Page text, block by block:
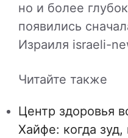
но и более
появились
Израиля israeli-
Читайте также
Центр здоровья
Хайфе: когда